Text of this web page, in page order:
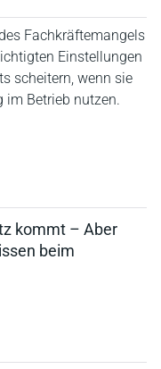
Fachkräftemangels
Einstellungen
scheitern, wenn sie
Betrieb nutzen.
kommt – Aber
beim